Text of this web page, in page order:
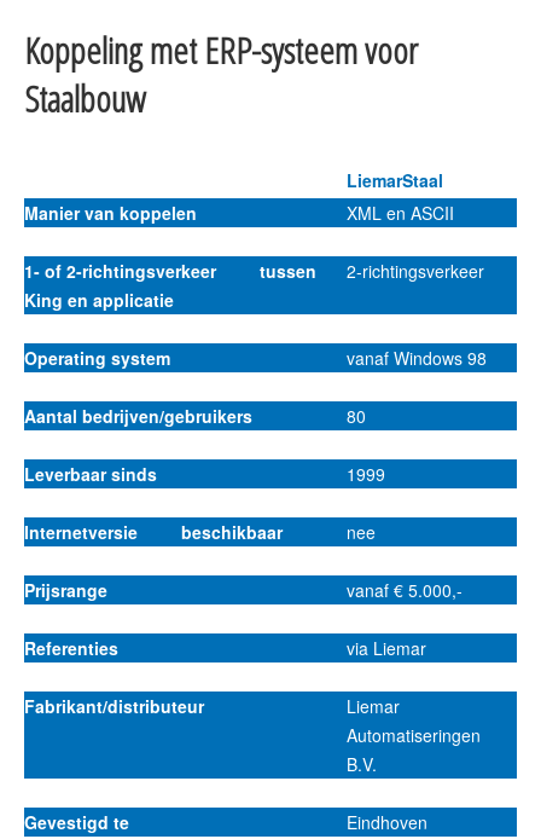
Koppeling met ERP-systeem voor
Staalbouw
LiemarStaal
Manier van koppelen
XML en ASCII
1- of 2-richtingsverkeer tussen
King en applicatie
2-richtingsverkeer
Operating system vanaf Windows 98
Aantal bedrijven/gebruikers 80
Leverbaar sinds 1999
Internetversie beschikbaar nee
Prijsrange vanaf € 5.000,-
Referenties via Liemar
Fabrikant/distributeur
Liemar
Automatiseringen
B.V.
Gevestigd te Eindhoven